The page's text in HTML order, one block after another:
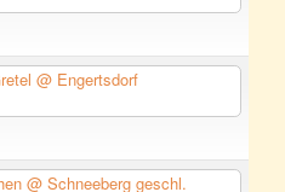
@ Engertsdorf
@ Schneeberg geschl.